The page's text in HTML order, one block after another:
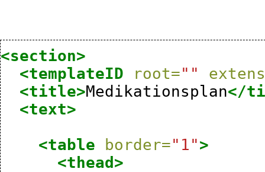
<section>
<templateID
root=""
<title>Medikationsplan</
<text>
<table
border="1">
<thead>